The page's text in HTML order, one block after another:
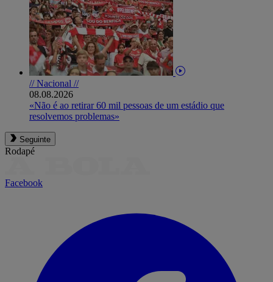
// Nacional //
08.08.2026
«Não é ao retirar 60 mil pessoas de um estádio que
resolvemos problemas»
Seguinte
Rodapé
Facebook